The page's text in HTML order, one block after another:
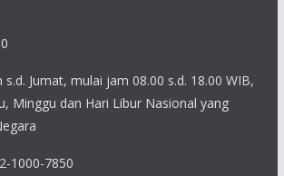
s.d. Jumat, mulai jam 08.00 s.d. 18.00 WIB,
Minggu dan Hari Libur Nasional yang
1000-7850